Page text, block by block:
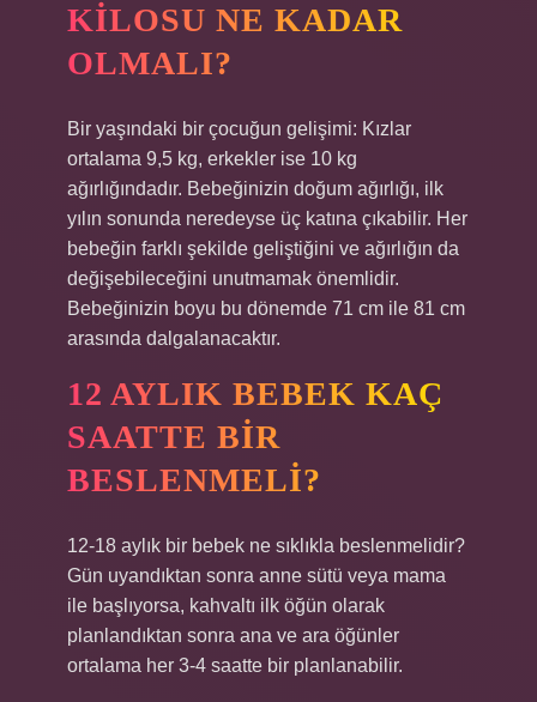
KILOSU NE KADAR
OLMALI?
Bir yaşındaki bir çocuğun gelişimi: Kızlar
ortalama 9,5 kg, erkekler ise 10 kg
ağırlığındadır. Bebeğinizin doğum ağırlığı, ilk
yılın sonunda neredeyse üç katına çıkabilir. Her
bebeğin farklı şekilde geliştiğini ve ağırlığın da
değişebileceğini unutmamak önemlidir.
Bebeğinizin boyu bu dönemde 71 cm ile 81 cm
arasında dalgalanacaktır.
12 AYLIK BEBEK KAÇ
SAATTE BIR
BESLENMELI?
12-18 aylık bir bebek ne sıklıkla beslenmelidir?
Gün uyandıktan sonra anne sütü veya mama
ile başlıyorsa, kahvaltı ilk öğün olarak
planlandıktan sonra ana ve ara öğünler
ortalama her 3-4 saatte bir planlanabilir.